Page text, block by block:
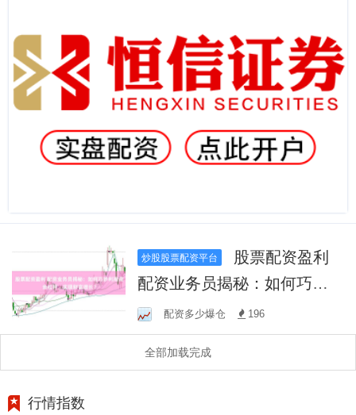
炒股股票配资平台
配资业务员揭秘：如何巧妙
利用资金杠杆，实现财富增
长？
配资多少爆仓 196
全部加载完成
行情指数